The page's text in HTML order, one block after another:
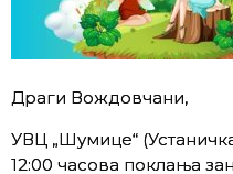
Драги Вождовчани,
УВЦ „Шумице“ (Устаничка
12:00 часова поклања